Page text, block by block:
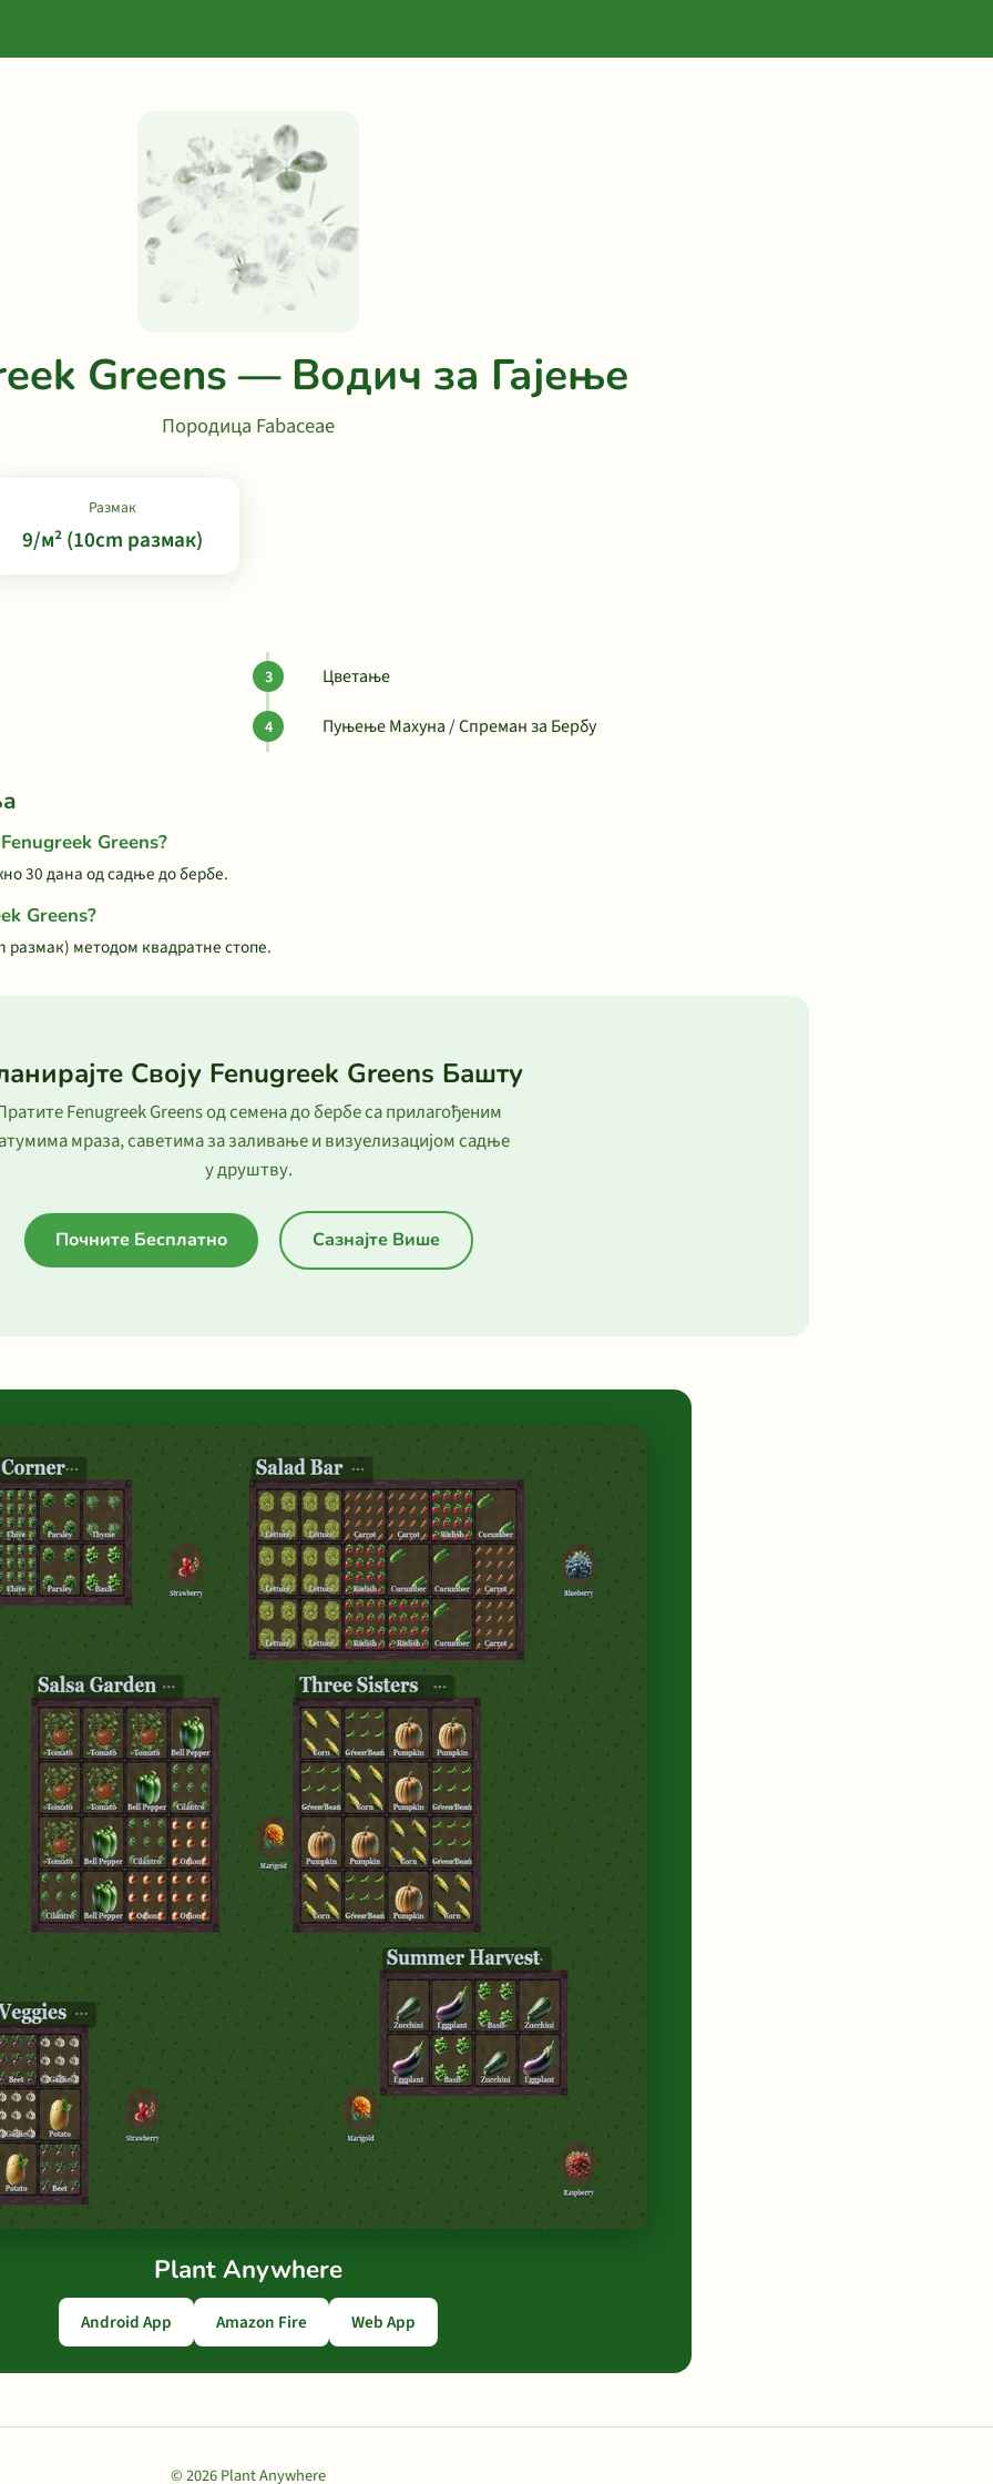
Greens — Водич за Гајење
Породица Fabaceae
Размак
9/м² (10cm размак)
Цветање
Пуњење Махуна / Спреман за Бербу
Greens?
30 дана од садње до бербе.
Greens?
размак) методом квадратне стопе.
Своју Fenugreek Greens Башту
Fenugreek Greens од семена до бербе са прилагођеним
мраза, саветима за заливање и визуелизацијом садње
у друштву.
Почните Бесплатно Сазнајте Више
Plant Anywhere
Android App Amazon Fire Web App
© 2026 Plant Anywhere